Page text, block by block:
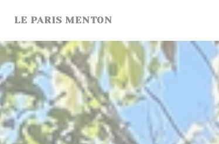
LE PARIS MENTON